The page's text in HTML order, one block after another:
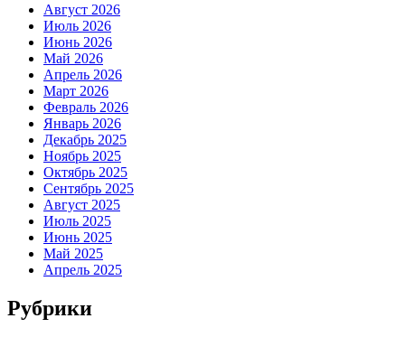
Август 2026
Июль 2026
Июнь 2026
Май 2026
Апрель 2026
Март 2026
Февраль 2026
Январь 2026
Декабрь 2025
Ноябрь 2025
Октябрь 2025
Сентябрь 2025
Август 2025
Июль 2025
Июнь 2025
Май 2025
Апрель 2025
Рубрики